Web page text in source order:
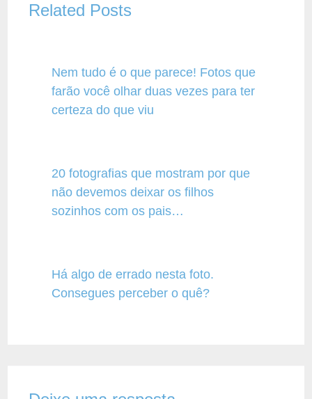
Related Posts
Nem tudo é o que parece! Fotos que
farão você olhar duas vezes para ter
certeza do que viu
20 fotografias que mostram por que
não devemos deixar os filhos
sozinhos com os pais…
Há algo de errado nesta foto.
Consegues perceber o quê?